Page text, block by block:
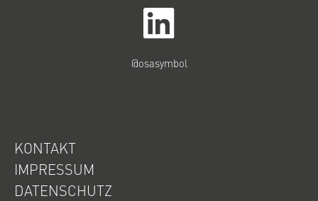
@osasymbol
KONTAKT
IMPRESSUM
DATENSCHUTZ